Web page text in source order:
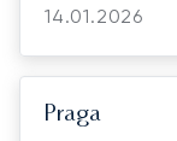
14.01.2026
Praga